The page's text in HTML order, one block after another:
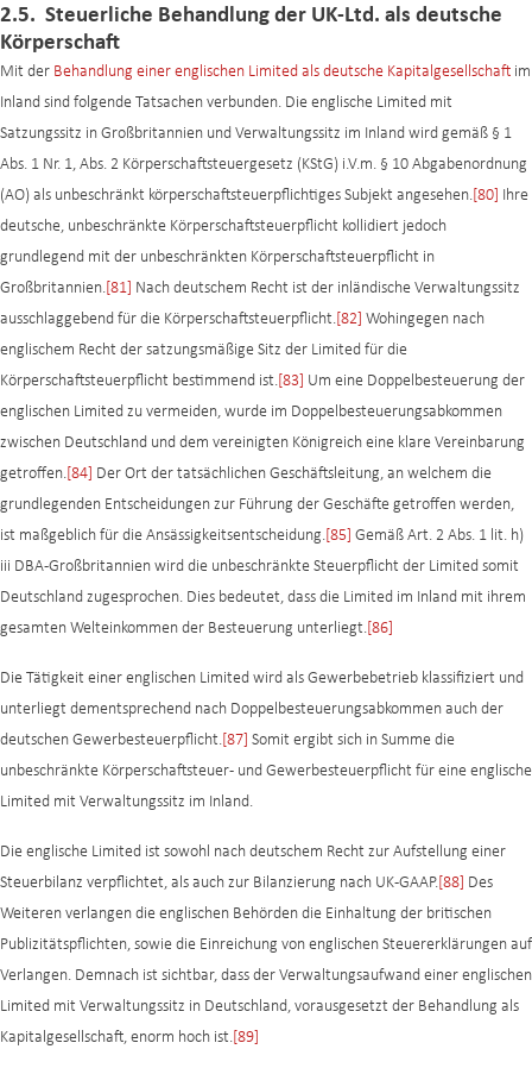
2.5. Steuerliche Behandlung der UK-Ltd. als deutsche
Körperschaft
Mit der Behandlung einer englischen Limited als deutsche Kapitalgesellschaft im
Inland sind folgende Tatsachen verbunden. Die englische Limited mit
Satzungssitz in Großbritannien und Verwaltungssitz im Inland wird gemäß § 1
Abs. 1 Nr. 1, Abs. 2 Körperschaftsteuergesetz (KStG) i.V.m. § 10 Abgabenordnung
(AO) als unbeschränkt körperschaftsteuerpflichtiges Subjekt angesehen. [80] Ihre
deutsche, unbeschränkte Körperschaftsteuerpflicht kollidiert jedoch
grundlegend mit der unbeschränkten Körperschaftsteuerpflicht in
Großbritannien. [81] Nach deutschem Recht ist der inländische Verwaltungssitz
ausschlaggebend für die Körperschaftsteuerpflicht. [82] Wohingegen nach
englischem Recht der satzungsmäßige Sitz der Limited für die
Körperschaftsteuerpflicht bestimmend ist. [83] Um eine Doppelbesteuerung der
englischen Limited zu vermeiden, wurde im Doppelbesteuerungsabkommen
zwischen Deutschland und dem vereinigten Königreich eine klare Vereinbarung
getroffen. [84] Der Ort der tatsächlichen Geschäftsleitung, an welchem die
grundlegenden Entscheidungen zur Führung der Geschäfte getroffen werden,
ist maßgeblich für die Ansässigkeitsentscheidung. [85] Gemäß Art. 2 Abs. 1 lit. h)
iii DBA-Großbritannien wird die unbeschränkte Steuerpflicht der Limited somit
Deutschland zugesprochen. Dies bedeutet, dass die Limited im Inland mit ihrem
gesamten Welteinkommen der Besteuerung unterliegt. [86]
Die Tätigkeit einer englischen Limited wird als Gewerbebetrieb klassifiziert und
unterliegt dementsprechend nach Doppelbesteuerungsabkommen auch der
deutschen Gewerbesteuerpflicht. [87] Somit ergibt sich in Summe die
unbeschränkte Körperschaftsteuer- und Gewerbesteuerpflicht für eine englische
Limited mit Verwaltungssitz im Inland.
Die englische Limited ist sowohl nach deutschem Recht zur Aufstellung einer
Steuerbilanz verpflichtet, als auch zur Bilanzierung nach UK-GAAP. [88] Des
Weiteren verlangen die englischen Behörden die Einhaltung der britischen
Publizitätspflichten, sowie die Einreichung von englischen Steuererklärungen auf
Verlangen. Demnach ist sichtbar, dass der Verwaltungsaufwand einer englischen
Limited mit Verwaltungssitz in Deutschland, vorausgesetzt der Behandlung als
Kapitalgesellschaft, enorm hoch ist. [89]